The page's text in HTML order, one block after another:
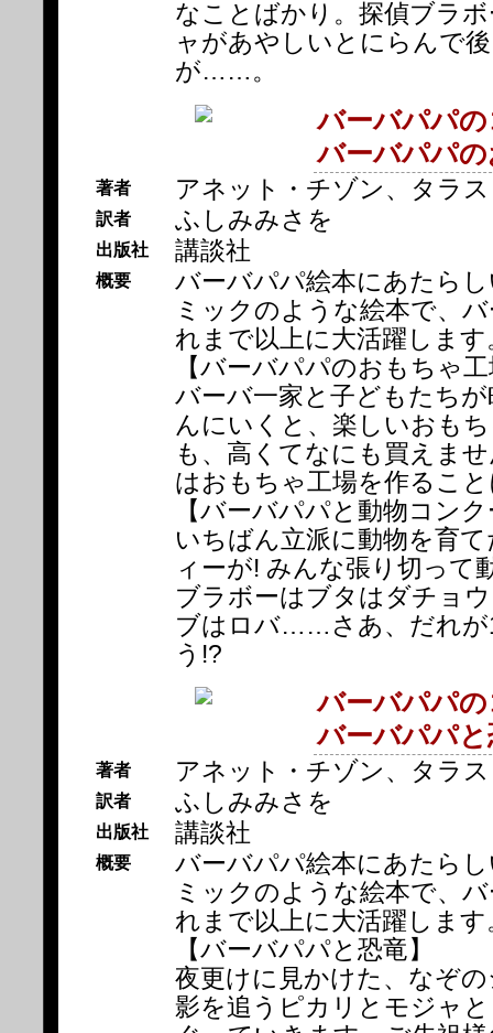
なことばかり。探偵ブラ
ャがあやしいとにらんで
が……。
バーバパパ
バーバパパ
著者 アネット・チゾン、タラ
訳者 ふしみみさを
出版社 講談社
概要
バーバパパ絵本にあたら
ミックのような絵本で、
れまで以上に大活躍しま
【バーバパパのおもちゃ
バーバ一家と子どもたち
んにいくと、楽しいおも
も、高くてなにも買えま
はおもちゃ工場を作るこ
【バーバパパと動物コン
いちばん立派に動物を育
ィーが! みんな張り切って
ブラボーはブタはダチョ
ブはロバ……さあ、だれが
う!?
バーバパパ
バーバパパと
著者 アネット・チゾン、タラ
訳者 ふしみみさを
出版社 講談社
概要
バーバパパ絵本にあたら
ミックのような絵本で、
れまで以上に大活躍しま
【バーバパパと恐竜】
夜更けに見かけた、なぞ
影を追うピカリとモジャ